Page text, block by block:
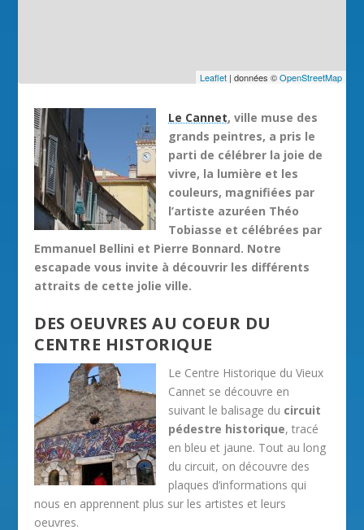
Leaflet| données ©OpenStreetMap
Le Cannet, ville muse des
grands peintres, a pris le
parti de célébrer la joie de
vivre, la lumière et les
couleurs, magnifiées par
l’artiste azuréen Théo
Tobiasse et célébrées par
Emmanuel Bellini et Pierre Bonnard. Notre
escapade vous invite à découvrir les différents
attraits de cette jolie ville.
DES OEUVRES AU COEUR DU
CENTRE HISTORIQUE
Le Centre Historique du Vieux
Cannet se découvre en
suivant le balisage du circuit
pédestre historique, tracé
en bleu et jaune. Tout au long
du circuit, on découvre des
plaques d’informations qui
nous en apprennent plus sur les artistes et leurs
oeuvres.